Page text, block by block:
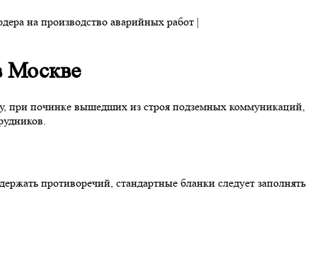
Москве
при починке вышедших из строя подземных коммуникаций,
противоречий, стандартные бланки следует заполнять